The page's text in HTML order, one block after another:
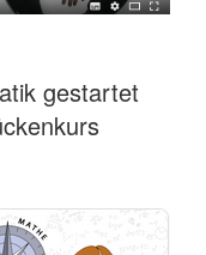
gestartet